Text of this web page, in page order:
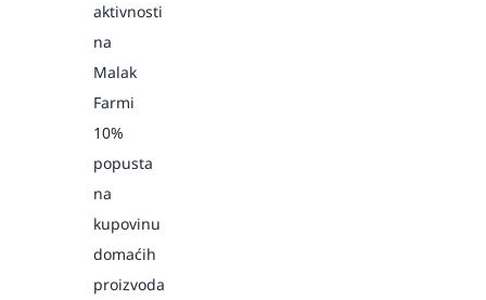
aktivnosti
na
Malak
Farmi
10%
popusta
na
kupovinu
domaćih
proizvoda